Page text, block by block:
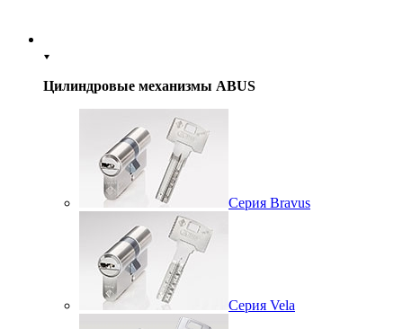
Цилиндровые механизмы ABUS
Серия Bravus
Серия Vela